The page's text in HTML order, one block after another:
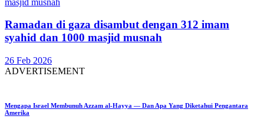
Ramadan di gaza disambut dengan 312 imam
syahid dan 1000 masjid musnah
26 Feb 2026
ADVERTISEMENT
Mengapa Israel Membunuh Azzam al-Hayya — Dan Apa Yang Diketahui Pengantara
Amerika